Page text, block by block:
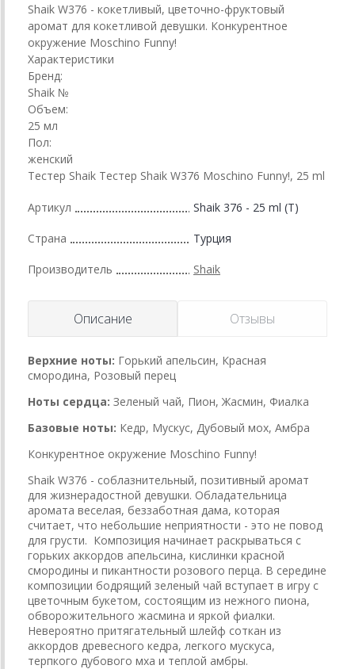
Shaik W376 - кокетливый, цветочно-фруктовый
аромат для кокетливой девушки. Конкурентное
окружение Moschino Funny!
Характеристики
Бренд:
Shaik №
Объем:
25 мл
Пол:
женский
Тестер Shaik Тестер Shaik W376 Moschino Funny!, 25 ml
Артикул Shaik 376 - 25 ml (T)
Страна Турция
Производитель Shaik
Описание Отзывы
Верхние ноты: Горький апельсин, Красная
смородина, Розовый перец
Ноты сердца: Зеленый чай, Пион, Жасмин, Фиалка
Базовые ноты: Кедр, Мускус, Дубовый мох, Амбра
Конкурентное окружение Moschino Funny!
Shaik W376 - соблазнительный, позитивный аромат
для жизнерадостной девушки. Обладательница
аромата веселая, беззаботная дама, которая
считает, что небольшие неприятности - это не повод
для грусти. Композиция начинает раскрываться с
горьких аккордов апельсина, кислинки красной
смородины и пикантности розового перца. В середине
композиции бодрящий зеленый чай вступает в игру с
цветочным букетом, состоящим из нежного пиона,
обворожительного жасмина и яркой фиалки.
Невероятно притягательный шлейф соткан из
аккордов древесного кедра, легкого мускуса,
терпкого дубового мха и теплой амбры.